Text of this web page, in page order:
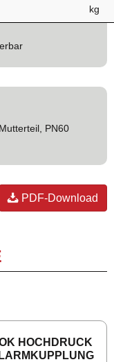
kg
PN60
PDF-Download
HOCH­DRUCK